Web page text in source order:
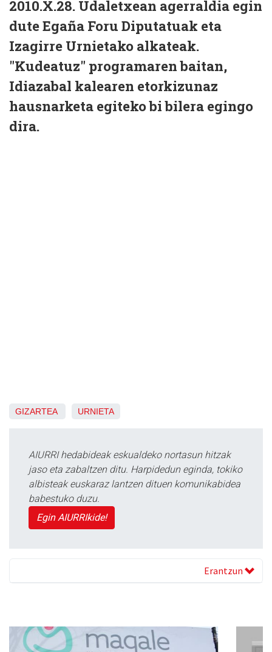
2010.X.28. Udaletxean agerraldia egin
dute Egaña Foru Diputatuak eta
Izagirre Urnietako alkateak.
"Kudeatuz" programaren baitan,
Idiazabal kalearen etorkizunaz
hausnarketa egiteko bi bilera egingo
dira.
GIZARTEA URNIETA
AIURRI hedabideak eskualdeko nortasun hitzak
jaso eta zabaltzen ditu. Harpidedun eginda, tokiko
albisteak euskaraz lantzen dituen komunikabidea
babestuko duzu.
Egin AIURRIkide!
Erantzun